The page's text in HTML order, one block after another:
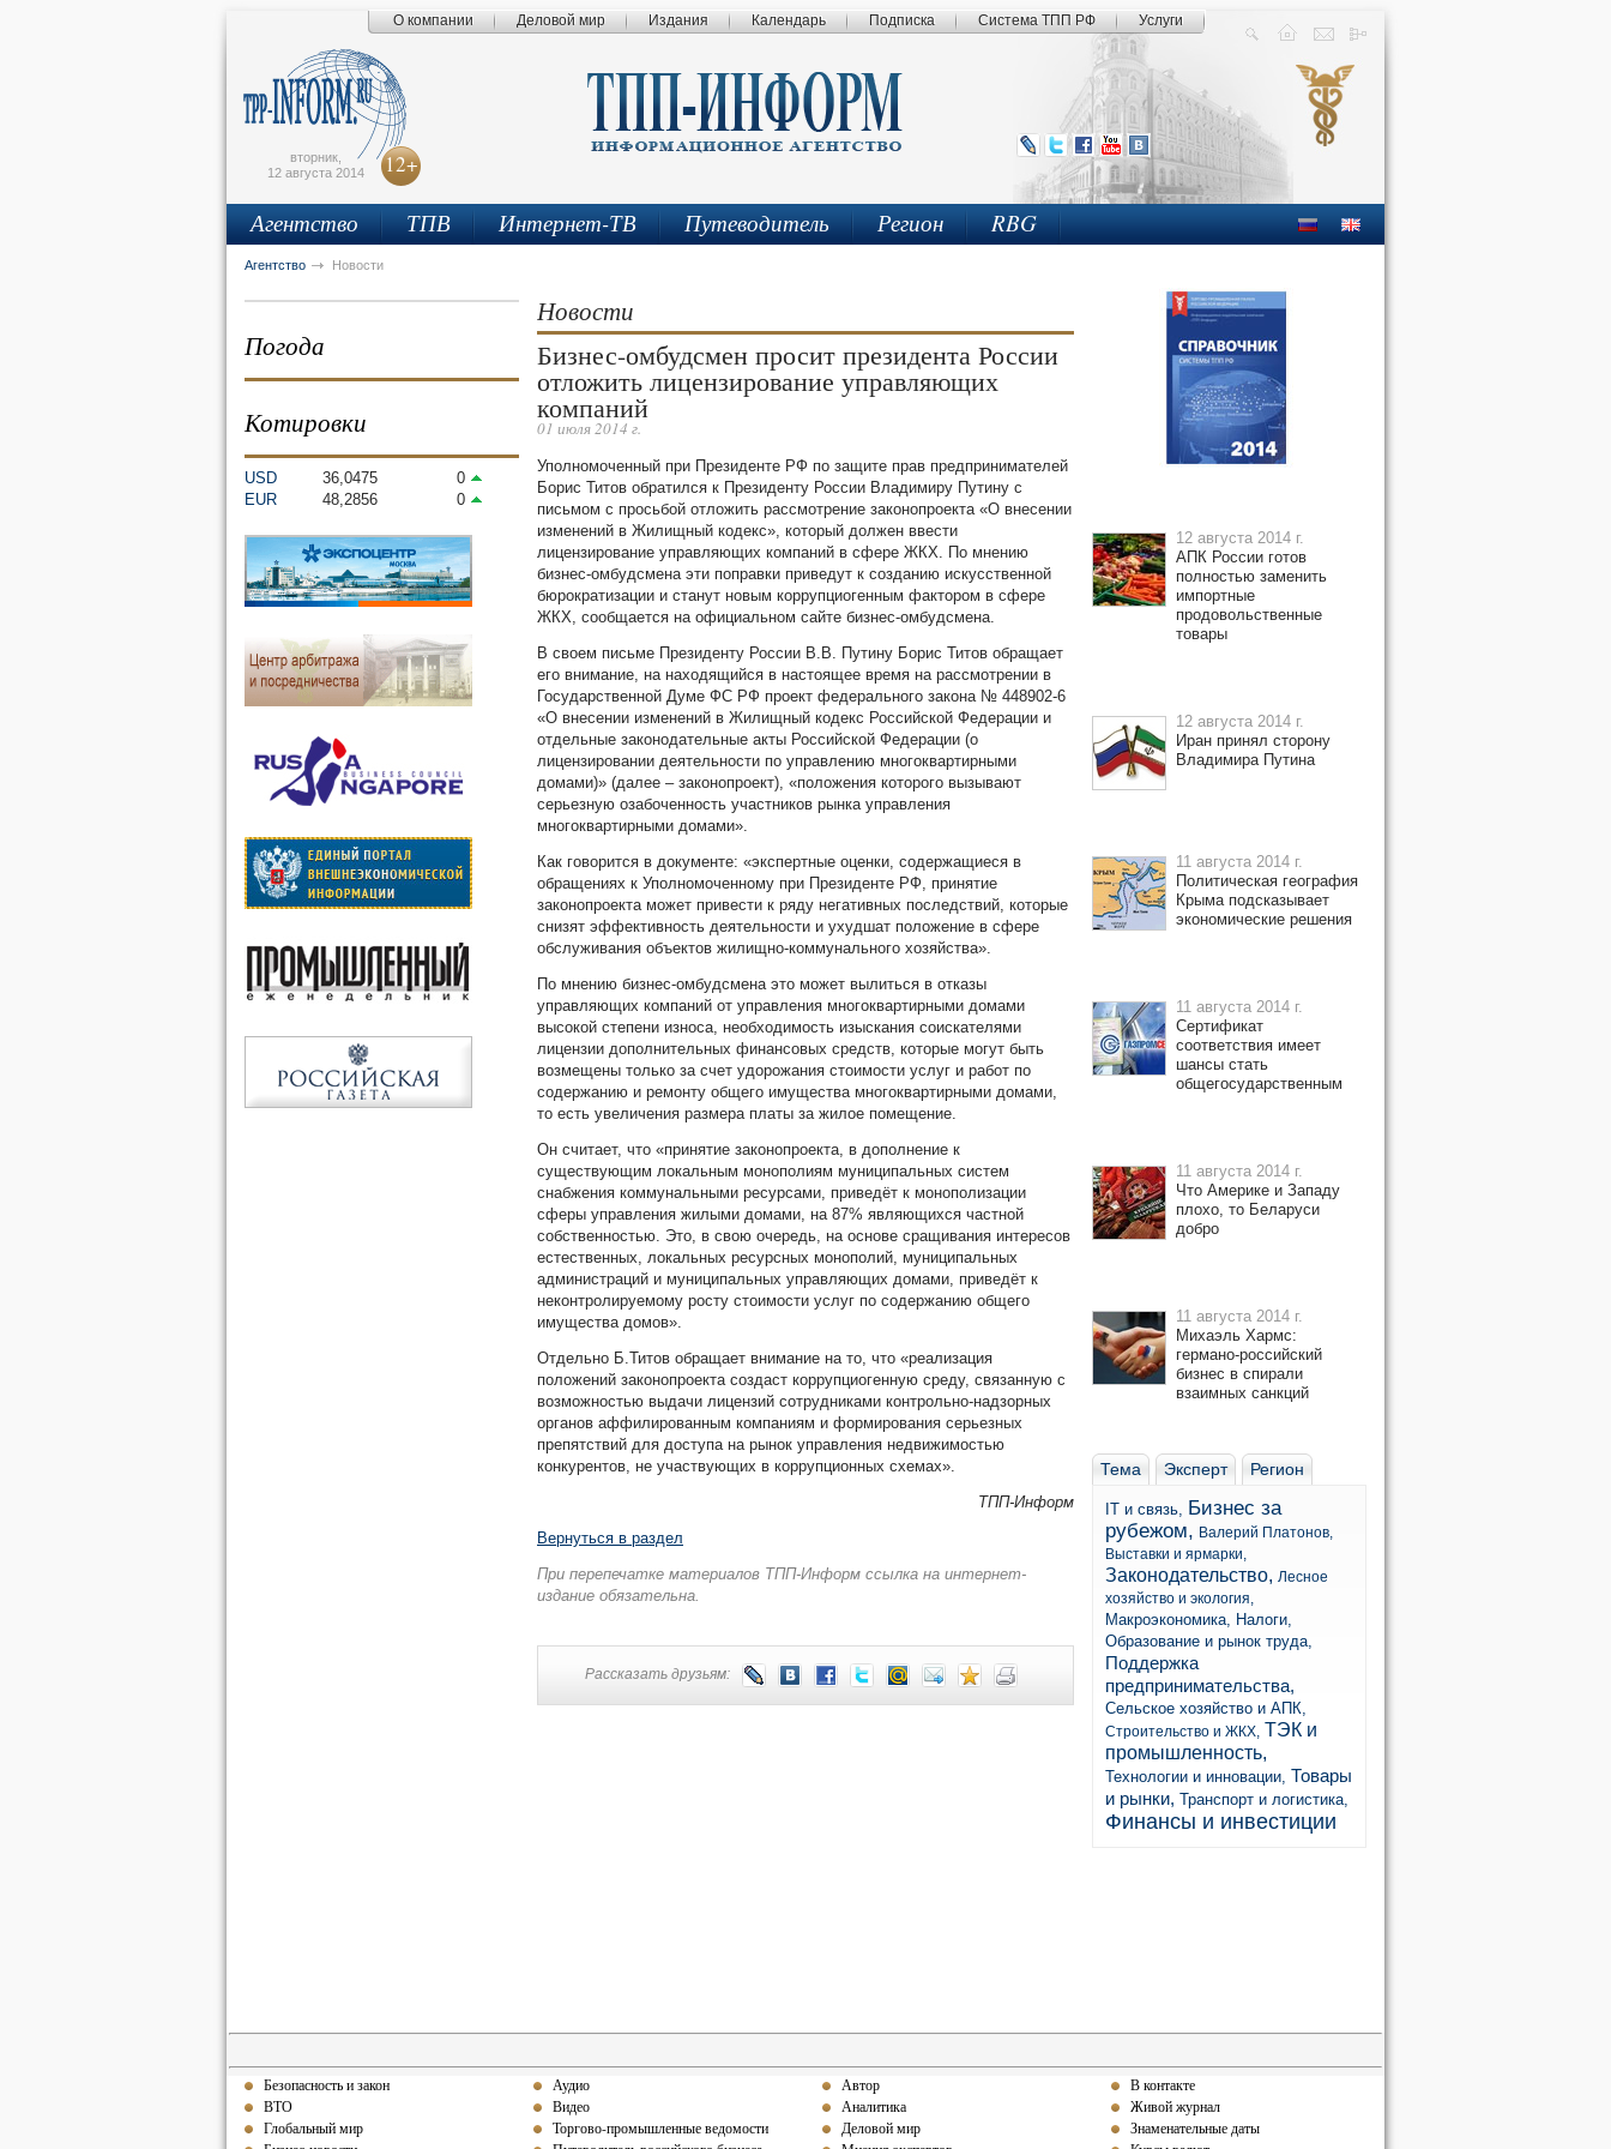
О компании Деловой мир Издания Календарь Подписка Система ТПП РФ Услуги
вторник,
12 августа 2014
12+
Агентство ТПВ Интернет-ТВ Путеводитель Регион RBG
Агентство Новости
Погода
Котировки
USD 36,0475
0
EUR
48,2856 0
Новости
Бизнес-омбудсмен просит президента России
отложить лицензирование управляющих
компаний
01 июля 2014 г.
Уполномоченный при Президенте РФ по защите прав предпринимателей
Борис Титов обратился к Президенту России Владимиру Путину с
письмом с просьбой отложить рассмотрение законопроекта «О внесении
изменений в Жилищный кодекс», который должен ввести
лицензирование управляющих компаний в сфере ЖКХ. По мнению
бизнес-омбудсмена эти поправки приведут к созданию искусственной
бюрократизации и станут новым коррупциогенным фактором в сфере
ЖКХ, сообщается на официальном сайте бизнес-омбудсмена.
В своем письме Президенту России В.В. Путину Борис Титов обращает
его внимание, на находящийся в настоящее время на рассмотрении в
Государственной Думе ФС РФ проект федерального закона № 448902-6
«О внесении изменений в Жилищный кодекс Российской Федерации и
отдельные законодательные акты Российской Федерации (о
лицензировании деятельности по управлению многоквартирными
домами)» (далее – законопроект), «положения которого вызывают
серьезную озабоченность участников рынка управления
многоквартирными домами».
Как говорится в документе: «экспертные оценки, содержащиеся в
обращениях к Уполномоченному при Президенте РФ, принятие
законопроекта может привести к ряду негативных последствий, которые
снизят эффективность деятельности и ухудшат положение в сфере
обслуживания объектов жилищно-коммунального хозяйства».
По мнению бизнес-омбудсмена это может вылиться в отказы
управляющих компаний от управления многоквартирными домами
высокой степени износа, необходимость изыскания соискателями
лицензии дополнительных финансовых средств, которые могут быть
возмещены только за счет удорожания стоимости услуг и работ по
содержанию и ремонту общего имущества многоквартирными домами,
то есть увеличения размера платы за жилое помещение.
Он считает, что «принятие законопроекта, в дополнение к
существующим локальным монополиям муниципальных систем
снабжения коммунальными ресурсами, приведёт к монополизации
сферы управления жилыми домами, на 87% являющихся частной
собственностью. Это, в свою очередь, на основе сращивания интересов
естественных, локальных ресурсных монополий, муниципальных
администраций и муниципальных управляющих домами, приведёт к
неконтролируемому росту стоимости услуг по содержанию общего
имущества домов».
Отдельно Б.Титов обращает внимание на то, что «реализация
положений законопроекта создаст коррупциогенную среду, связанную с
возможностью выдачи лицензий сотрудниками контрольно-надзорных
органов аффилированным компаниям и формирования серьезных
препятствий для доступа на рынок управления недвижимостью
конкурентов, не участвующих в коррупционных схемах».
ТПП-Информ
Вернуться в раздел
При перепечатке материалов ТПП-Информ ссылка на интернет-
издание обязательна.
Рассказать друзьям:
12 августа 2014 г.
АПК России готов
полностью заменить
импортные
продовольственные
товары
12 августа 2014 г.
Иран принял сторону
Владимира Путина
11 августа 2014 г.
Политическая география
Крыма подсказывает
экономические решения
11 августа 2014 г.
Сертификат
соответствия имеет
шансы стать
общегосударственным
11 августа 2014 г.
Что Америке и Западу
плохо, то Беларуси
добро
11 августа 2014 г.
Михаэль Хармс:
германо-российский
бизнес в спирали
взаимных санкций
Тема Эксперт Регион
IT и связь, Бизнес за
рубежом, Валерий Платонов,
Выставки и ярмарки,
Законодательство, Лесное
хозяйство и экология,
Макроэкономика, Налоги,
Образование и рынок труда,
Поддержка
предпринимательства,
Сельское хозяйство и АПК,
Строительство и ЖКХ, ТЭК и
промышленность,
Технологии и инновации, Товары
и рынки, Транспорт и логистика,
Финансы и инвестиции
Безопасность и закон
ВТО
Глобальный мир
Аудио
Видео
Торгово-промышленные ведомости
Автор
Аналитика
Деловой мир
В контакте
Живой журнал
Знаменательные даты